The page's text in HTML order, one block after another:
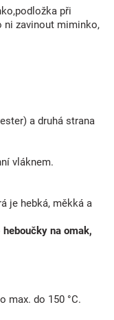
při
ni zavinout miminko,
a druhá strana
vláknem.
je hebká, měkká a
na omak,
max. do 150 °C.